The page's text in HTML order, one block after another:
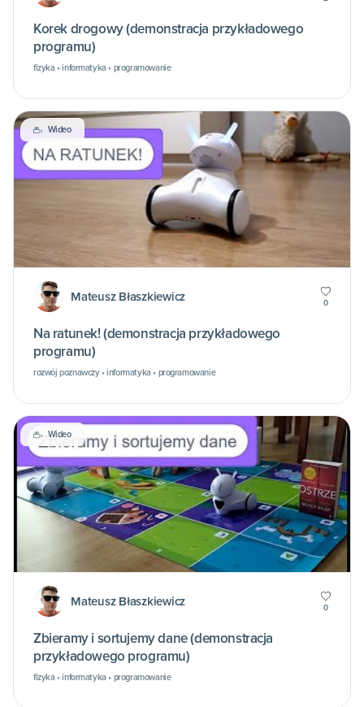
Korek drogowy (demonstracja przykładowego
programu)
fizyka • informatyka • programowanie
Wideo
Mateusz Błaszkiewicz 0
Na ratunek! (demonstracja przykładowego
programu)
rozwój poznawczy • informatyka • programowanie
Wideo
Mateusz Błaszkiewicz 0
Zbieramy i sortujemy dane (demonstracja
przykładowego programu)
fizyka • informatyka • programowanie